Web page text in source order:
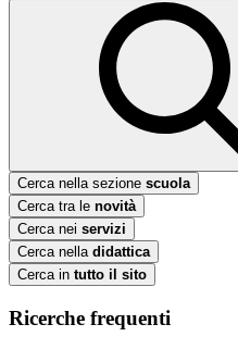
Cerca nella sezione scuola
Cerca tra le novità
Cerca nei servizi
Cerca nella didattica
Cerca in tutto il sito
Ricerche frequenti